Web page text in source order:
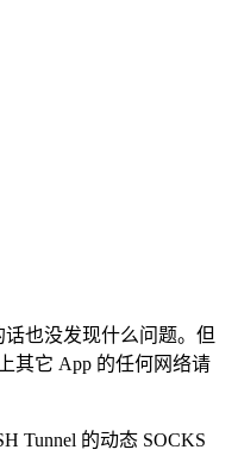
也没发现什么问题。但
其它 App 的任何网络请
Tunnel 的动态 SOCKS